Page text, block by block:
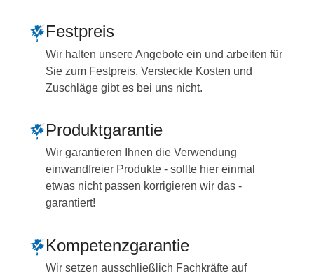
Festpreis
Wir halten unsere Angebote ein und arbeiten für
Sie zum Festpreis. Versteckte Kosten und
Zuschläge gibt es bei uns nicht.
Produktgarantie
Wir garantieren Ihnen die Verwendung
einwandfreier Produkte - sollte hier einmal
etwas nicht passen korrigieren wir das -
garantiert!
Kompetenzgarantie
Wir setzen ausschließlich Fachkräfte auf